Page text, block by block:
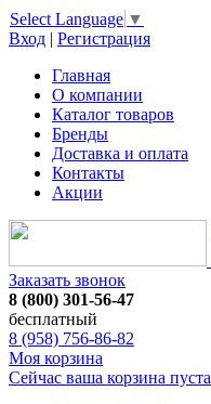
Select Language ▼
Вход | Регистрация
Главная
О компании
Каталог товаров
Бренды
Доставка и оплата
Контакты
Акции
Заказать звонок
8 (800) 301-56-47
бесплатный
8 (958) 756-86-82
Моя корзина
Сейчас ваша корзина пуста